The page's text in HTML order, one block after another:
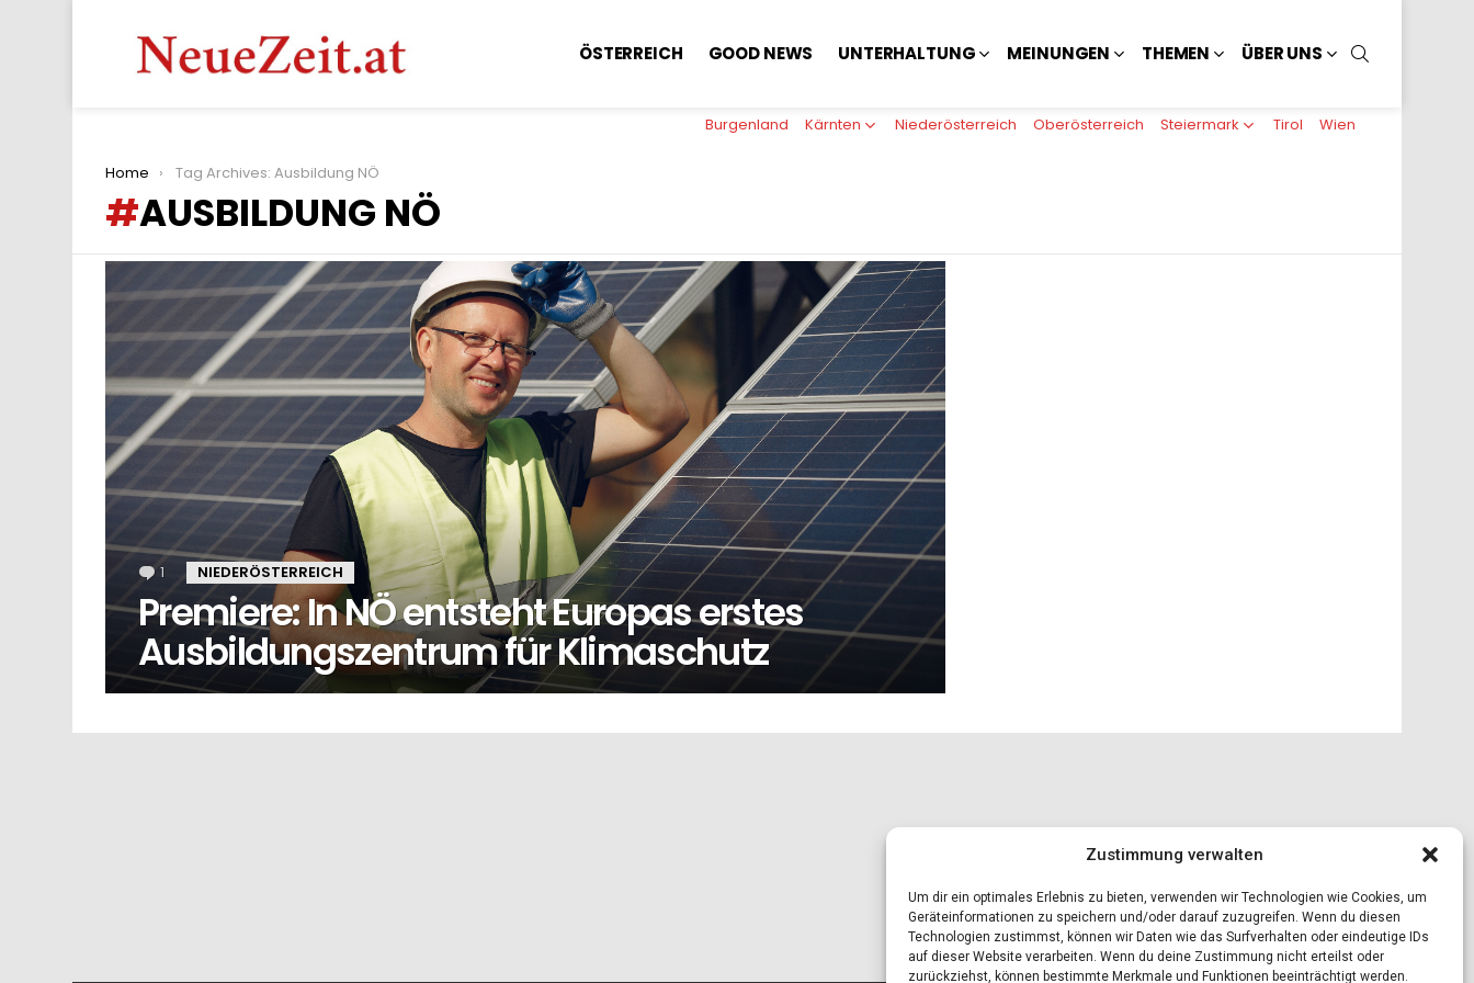
Zustimmung verwalten
Um dir ein optimales Erlebnis zu bieten, verwenden wir Technologien wie Cookies, um
Geräteinformationen zu speichern und/oder darauf zuzugreifen. Wenn du diesen
Technologien zustimmst, können wir Daten wie das Surfverhalten oder eindeutige IDs
auf dieser Website verarbeiten. Wenn du deine Zustimmung nicht erteilst oder
zurückziehst, können bestimmte Merkmale und Funktionen beeinträchtigt werden.
ÖSTERREICH GOOD NEWS UNTERHALTUNG MEINUNGEN THEMEN ÜBER UNS
Burgenland Kärnten Niederösterreich Oberösterreich Steiermark Tirol Wien
You are here:
Home Tag Archives: Ausbildung NÖ
AUSBILDUNG NÖ
LATEST
STORIES
1 Kommentar
NIEDERÖSTERREICH
Premiere: In NÖ entsteht Europas erstes
Ausbildungszentrum für Klimaschutz